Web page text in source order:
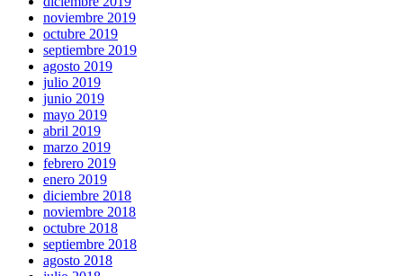
noviembre 2019
octubre 2019
septiembre 2019
agosto 2019
julio 2019
junio 2019
mayo 2019
abril 2019
marzo 2019
febrero 2019
enero 2019
diciembre 2018
noviembre 2018
octubre 2018
septiembre 2018
agosto 2018